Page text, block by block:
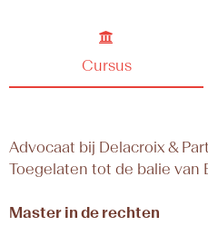
Cursus
Advocaat bij Delacroix &
Toegelaten tot de balie van
Master in de rechten